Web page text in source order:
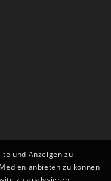
und Anzeigen zu
anbieten zu können